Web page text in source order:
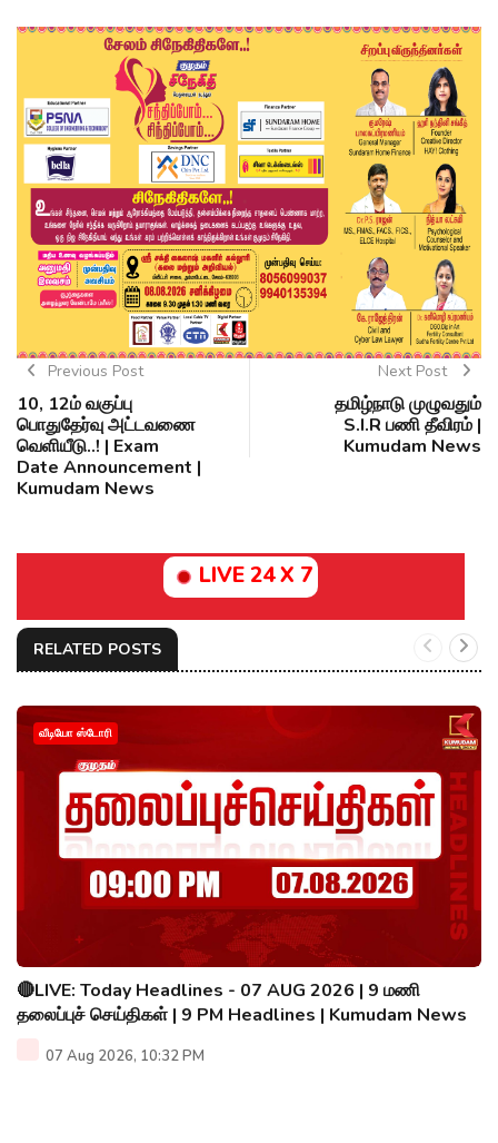
Previous Post
10, 12ம் வகுப்பு
பொதுதேர்வு அட்டவணை
வெளியீடு..! | Exam
Date Announcement |
Kumudam News
Next Post
தமிழ்நாடு முழுவதும்
S.I.R பணி தீவிரம் |
Kumudam News
LIVE 24 X 7
RELATED POSTS
வீடியோ ஸ்டோரி
🔴LIVE: Today Headlines - 07 AUG 2026 | 9 மணி
தலைப்புச் செய்திகள் | 9 PM Headlines | Kumudam News
07 Aug 2026, 10:32 PM